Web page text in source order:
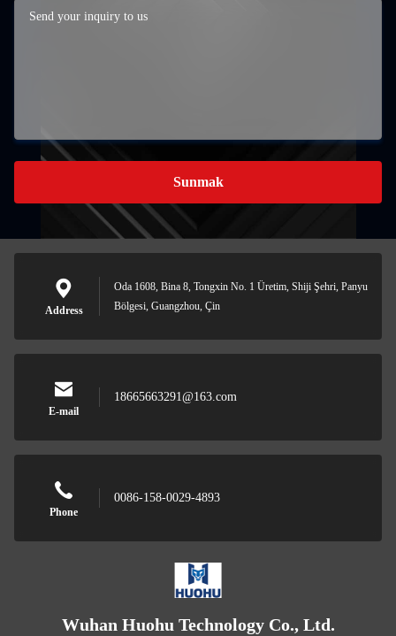
Sunmak
Address
Oda 1608, Bina 8, Tongxin No. 1 Üretim, Shiji Şehri, Panyu
Bölgesi, Guangzhou, Çin
E-mail
18665663291@163.com
Phone
0086-158-0029-4893
Wuhan Huohu Technology Co., Ltd.